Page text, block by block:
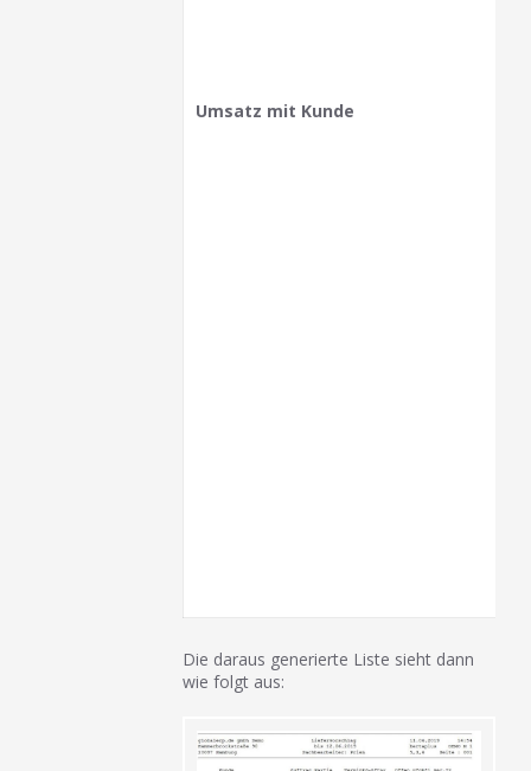
Umsatz mit Kunde
Die daraus generierte Liste sieht dann
wie folgt aus: